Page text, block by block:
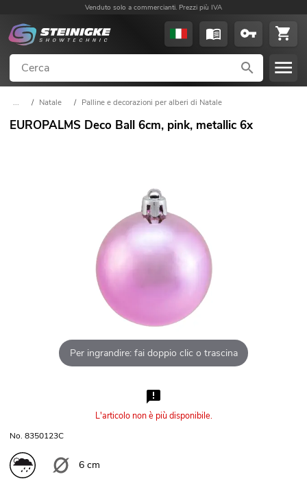
Venduto solo a commercianti. Prezzi più IVA
... / Natale / Palline e decorazioni per alberi di Natale
EUROPALMS Deco Ball 6cm, pink, metallic 6x
Per ingrandire: fai doppio clic o trascina
L'articolo non è più disponibile.
No. 8350123C
6 cm